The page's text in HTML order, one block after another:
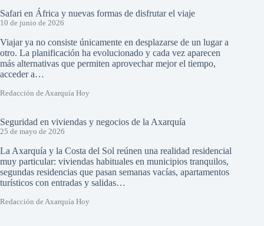
Safari en África y nuevas formas de disfrutar el viaje
10 de junio de 2026
Viajar ya no consiste únicamente en desplazarse de un lugar a
otro. La planificación ha evolucionado y cada vez aparecen
más alternativas que permiten aprovechar mejor el tiempo,
acceder a…
Redacción de Axarquía Hoy
Seguridad en viviendas y negocios de la Axarquía
25 de mayo de 2026
La Axarquía y la Costa del Sol reúnen una realidad residencial
muy particular: viviendas habituales en municipios tranquilos,
segundas residencias que pasan semanas vacías, apartamentos
turísticos con entradas y salidas…
Redacción de Axarquía Hoy